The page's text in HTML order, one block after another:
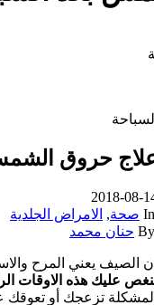
حروق
2018-08-
In صحة, الامراض الجلدية
By حنان محمد
ان الصيف يعني المرح
عليك هذه الاوقات
المشكلة تزعجك أو